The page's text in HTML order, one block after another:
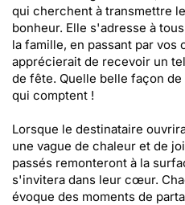
qui cherchent à transmettre
bonheur. Elle s'adresse à
la famille, en passant par vos
apprécierait de recevoir un
de fête. Quelle belle façon
qui comptent !
Lorsque le destinataire
une vague de chaleur et de
passés remonteront à la
s'invitera dans leur cœur.
évoque des moments de